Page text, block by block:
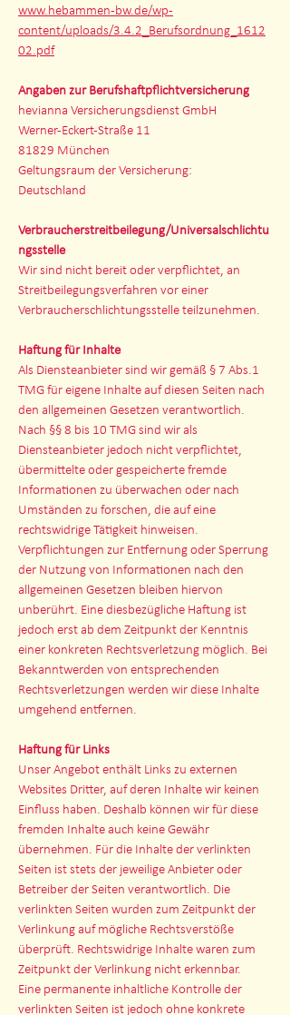
www.hebammen-bw.de/wp-
content/uploads/3.4.2_Berufsordnung_1612
02.pdf
Angaben zur Berufshaftpflichtversicherung
hevianna Versicherungsdienst GmbH
Werner-Eckert-Straße 11
81829 München
Geltungsraum der Versicherung:
Deutschland
Verbraucherstreitbeilegung/Universalschlichtu
ngsstelle
Wir sind nicht bereit oder verpflichtet, an
Streitbeilegungsverfahren vor einer
Verbraucherschlichtungsstelle teilzunehmen.
Haftung für Inhalte
Als Diensteanbieter sind wir gemäß § 7 Abs.1
TMG für eigene Inhalte auf diesen Seiten nach
den allgemeinen Gesetzen verantwortlich.
Nach §§ 8 bis 10 TMG sind wir als
Diensteanbieter jedoch nicht verpflichtet,
übermittelte oder gespeicherte fremde
Informationen zu überwachen oder nach
Umständen zu forschen, die auf eine
rechtswidrige Tätigkeit hinweisen.
Verpflichtungen zur Entfernung oder Sperrung
der Nutzung von Informationen nach den
allgemeinen Gesetzen bleiben hiervon
unberührt. Eine diesbezügliche Haftung ist
jedoch erst ab dem Zeitpunkt der Kenntnis
einer konkreten Rechtsverletzung möglich. Bei
Bekanntwerden von entsprechenden
Rechtsverletzungen werden wir diese Inhalte
umgehend entfernen.
Haftung für Links
Unser Angebot enthält Links zu externen
Websites Dritter, auf deren Inhalte wir keinen
Einfluss haben. Deshalb können wir für diese
fremden Inhalte auch keine Gewähr
übernehmen. Für die Inhalte der verlinkten
Seiten ist stets der jeweilige Anbieter oder
Betreiber der Seiten verantwortlich. Die
verlinkten Seiten wurden zum Zeitpunkt der
Verlinkung auf mögliche Rechtsverstöße
überprüft. Rechtswidrige Inhalte waren zum
Zeitpunkt der Verlinkung nicht erkennbar.
Eine permanente inhaltliche Kontrolle der
verlinkten Seiten ist jedoch ohne konkrete